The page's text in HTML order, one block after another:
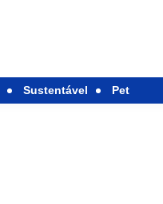
Sustentável Pet